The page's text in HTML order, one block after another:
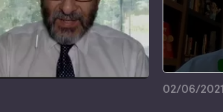
02/06/2021